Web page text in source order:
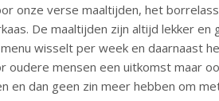
onze verse maaltijden, het
De maaltijden zijn altijd lekker en
wisselt per week en daarnaast
oudere mensen een uitkomst maar
en dan geen zin meer hebben om